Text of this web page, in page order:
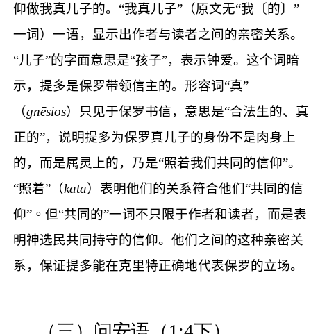
仰做我真儿子的。“我真儿子”（原文无“我〔的〕”
一词）一语，显示出作者与读者之间的亲密关系。
“儿子”的字面意思是“孩子”，表示钟爱。这个词暗
示，提多是保罗带领信主的。形容词“真”
（gnēsios）只见于保罗书信，意思是“合法生的、真
正的”，说明提多为保罗真儿子的身份不是肉身上
的，而是属灵上的，乃是“照着我们共同的信仰”。
“照着”（kata）表明他们的关系符合他们“共同的信
仰”。 但“共同的”一词不只限于作者和读者，而是表
明神选民共同持守的信仰。他们之间的这种亲密关
系，保证提多能在克里特正确地代表保罗的立场。